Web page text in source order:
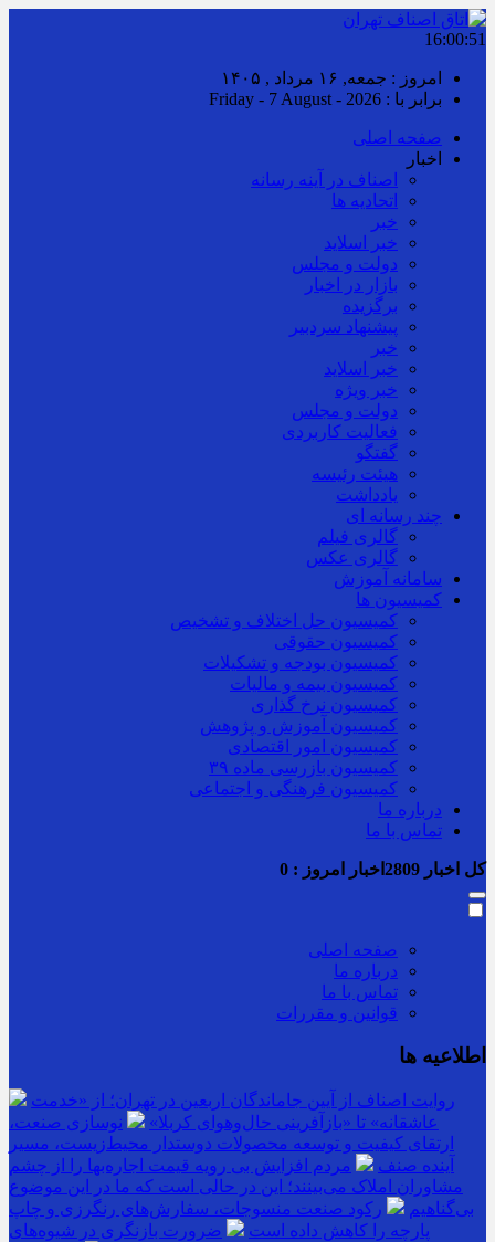
16:00:52
امروز : جمعه, ۱۶ مرداد , ۱۴۰۵
برابر با : Friday - 7 August - 2026
صفحه اصلی
اخبار
اصناف در آینه رسانه
اتحادیه ها
خبر
خبر اسلايد
دولت و مجلس
بازار در اخبار
برگزیده
پیشنهاد سردبیر
خبر
خبر اسلايد
خبر ویژه
دولت و مجلس
فعالیت کاربردی
گفتگو
هیئت رئیسه
یادداشت
چند رسانه ای
گالری فیلم
گالری عکس
سامانه آموزش
کمیسیون ها
کمیسیون حل اختلاف و تشخیص
کمیسیون حقوقی
کمیسیون بودجه و تشکیلات
کمیسیون بیمه و مالیات
کمیسیون نرخ گذاری
کمیسیون آموزش و پژوهش
کمیسیون امور اقتصادی
کمیسیون بازرسی ماده ۳۹
کمیسیون فرهنگی و اجتماعی
درباره ما
تماس با ما
کل اخبار اخبار امروز : 0
صفحه اصلی
درباره ما
تماس با ما
قوانین و مقررات
اطلاعیه ها
روایت اصناف از آیین جاماندگان اربعین در تهران؛ از «خدمت
عاشقانه» تا «بازآفرینی حال‌وهوای کربلا»
نوسازی صنعت،
ارتقای کیفیت و توسعه محصولات دوستدار محیط‌زیست، مسیر
آینده صنف
مردم افزایش بی رویه قیمت اجاره‌بها را از چشم
مشاوران املاک می‌بینند؛ این در حالی است که ما در این موضوع
بی‌گناهیم
رکود صنعت منسوجات، سفارش‌های رنگرزی و چاپ
پارچه را کاهش داده است
ضرورت بازنگری در شیوه‌های